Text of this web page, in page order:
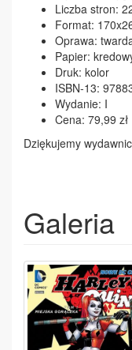
Liczba stron:
Format:
Oprawa:
Papier:
Druk: kolor
ISBN-13:
Wydanie: I
Cena: 79,99 zł
Dziękujemy
Galeria